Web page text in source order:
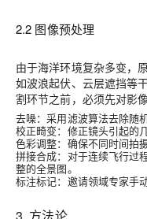
2.2 图像预处理
由于海洋环境复杂多变，
如波浪起伏、云层遮挡等
割环节之前，必须先对影
去噪：采用滤波算法去除随
校正畸变：修正镜头引起的
色彩调整：确保不同时间拍
拼接合成：对于连续飞行过
整的全景图。
标注标记：邀请领域专家手